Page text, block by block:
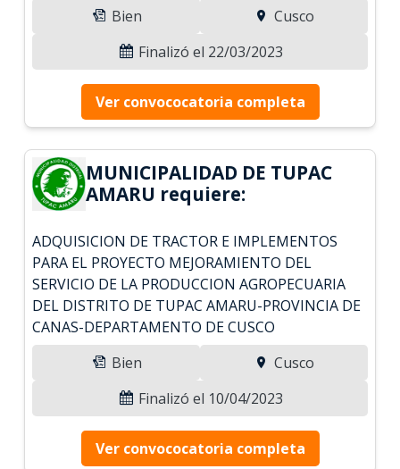
Bien
Cusco
Finalizó el 22/03/2023
Ver convococatoria completa
MUNICIPALIDAD DE TUPAC
AMARU requiere:
ADQUISICION DE TRACTOR E IMPLEMENTOS
PARA EL PROYECTO MEJORAMIENTO DEL
SERVICIO DE LA PRODUCCION AGROPECUARIA
DEL DISTRITO DE TUPAC AMARU-PROVINCIA DE
CANAS-DEPARTAMENTO DE CUSCO
Bien
Cusco
Finalizó el 10/04/2023
Ver convococatoria completa